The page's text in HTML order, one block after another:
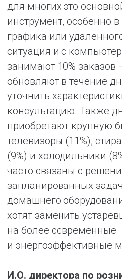
для многих это
инструмент, особенно в
графика или
ситуация и с
занимают 10% заказов
обновляют в течение
уточнить
консультацию. Также
приобретают крупную
телевизоры (11%),
(9%) и холодильники
часто связаны с
запланированных
домашнего
хотят заменить
на более современные
и энергоэффективные
И.О. директора по